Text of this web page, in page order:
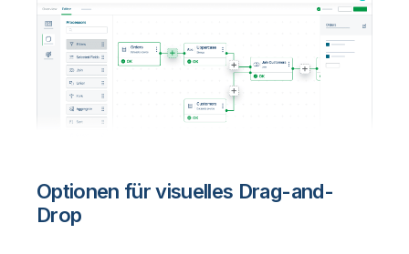
Optionen für visuelles Drag-and-
Drop